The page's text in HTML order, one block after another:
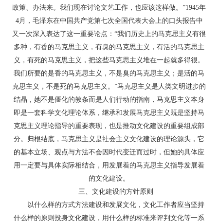
政策、办法来。我们现在讨论文艺工作，也应该这样做。”1945年
4月，毛泽东在中国共产党第七次全国代表大会上的口头报告中
又一次深入表达了这一重要论点：“我们历史上的马克思主义有很
多种，有香的马克思主义，有臭的马克思主义，有活的马克思主
义，有死的马克思主义，把这些马克思主义堆在一起就多得很。
我们所要的是香的马克思主义，不是臭的马克思主义；是活的马
克思主义，不是死的马克思主义。”马克思主义是人类文明进步的
结晶，她不是僵化的教条而是人们行动的指南，马克思主义本身
即是一套科学文化理论体系，继承和发展马克思主义既是坚持马
克思主义理论指导的重要表现，也是推动文化建设的重要组成部
分。归根结底，马克思主义是社会主义文化建设的理论源头，它
的基本立场、观点与方法不会因时代变迁而过时，但她的具体应
用一定要与具体实际相结合，用发展着的马克思主义指导发展着
的文化建设。
三、文化建设的方针原则
以什么样的方式方法建设和发展文化，文化工作者应当坚持
什么样的原则投身文化建设，用什么样的标准来评判文化等一系